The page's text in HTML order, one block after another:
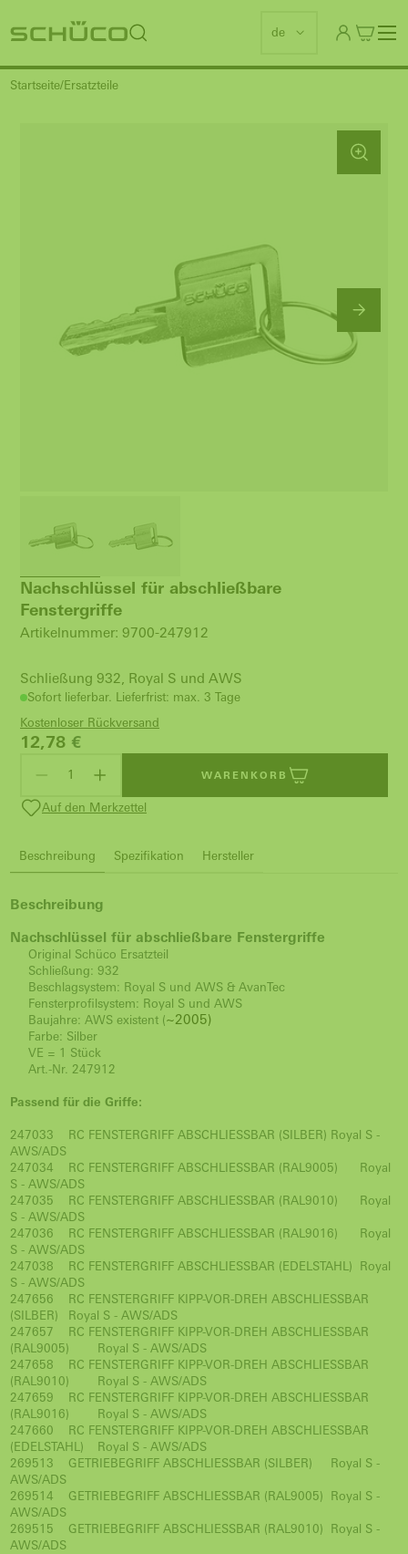
de
Startseite Ersatzteile
Nachschlüssel für abschließbare
Fenstergriffe
Artikelnummer: 9700-247912
Schließung 932, Royal S und AWS
Sofort lieferbar. Lieferfrist: max. 3 Tage
Kostenloser Rückversand
12,78 €
WARENKORB
Auf den Merkzettel
Beschreibung Spezifikation Hersteller
Beschreibung
Nachschlüssel für abschließbare Fenstergriffe
Original Schüco Ersatzteil
Schließung: 932
Beschlagsystem: Royal S und AWS & AvanTec
Fensterprofilsystem: Royal S und AWS
Baujahre: AWS existent (~2005)
Farbe: Silber
VE = 1 Stück
Art.-Nr. 247912
Passend für die Griffe:
247033 RC FENSTERGRIFF ABSCHLIESSBAR (SILBER) Royal S -
AWS/ADS
247034
RC FENSTERGRIFF ABSCHLIESSBAR (RAL9005)
Royal
S - AWS/ADS
247035
RC FENSTERGRIFF ABSCHLIESSBAR (RAL9010)
Royal
S - AWS/ADS
247036
RC FENSTERGRIFF ABSCHLIESSBAR (RAL9016)
Royal
S - AWS/ADS
247038
RC FENSTERGRIFF ABSCHLIESSBAR (EDELSTAHL)
Royal
S - AWS/ADS
247656
RC FENSTERGRIFF KIPP-VOR-DREH ABSCHLIESSBAR
(SILBER)
Royal S - AWS/ADS
247657
RC FENSTERGRIFF KIPP-VOR-DREH ABSCHLIESSBAR
(RAL9005)
Royal S - AWS/ADS
247658
RC FENSTERGRIFF KIPP-VOR-DREH ABSCHLIESSBAR
(RAL9010)
Royal S - AWS/ADS
247659
RC FENSTERGRIFF KIPP-VOR-DREH ABSCHLIESSBAR
(RAL9016)
Royal S - AWS/ADS
247660
RC FENSTERGRIFF KIPP-VOR-DREH ABSCHLIESSBAR
(EDELSTAHL)
Royal S - AWS/ADS
269513
GETRIEBEGRIFF ABSCHLIESSBAR (SILBER)
Royal S -
AWS/ADS
269514
GETRIEBEGRIFF ABSCHLIESSBAR (RAL9005)
Royal S -
AWS/ADS
269515
GETRIEBEGRIFF ABSCHLIESSBAR (RAL9010)
Royal S -
AWS/ADS